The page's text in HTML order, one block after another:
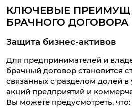
КЛЮЧЕВЫЕ
БРАЧНОГО ДОГОВОРА
Защита бизнес-активов
Для предпринимателей и
брачный договор становится
связанных с разделом долей в
акций предприятий и
Вы можете предусмотреть, что: